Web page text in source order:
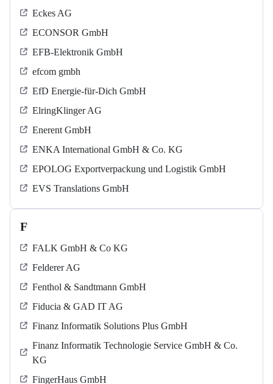
Eckes AG
ECONSOR GmbH
EFB-Elektronik GmbH
efcom gmbh
EfD Energie-für-Dich GmbH
ElringKlinger AG
Enerent GmbH
ENKA International GmbH & Co. KG
EPOLOG Exportverpackung und Logistik GmbH
EVS Translations GmbH
F
FALK GmbH & Co KG
Felderer AG
Fenthol & Sandtmann GmbH
Fiducia & GAD IT AG
Finanz Informatik Solutions Plus GmbH
Finanz Informatik Technologie Service GmbH & Co.
KG
FingerHaus GmbH